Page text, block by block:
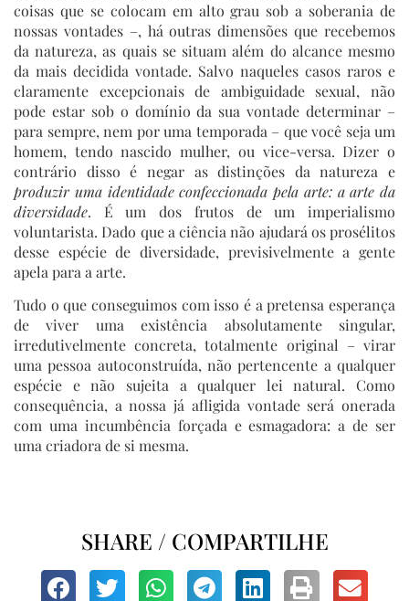
coisas que se colocam em alto grau sob a soberania de
nossas vontades –, há outras dimensões que recebemos
da natureza, as quais se situam além do alcance mesmo
da mais decidida vontade. Salvo naqueles casos raros e
claramente excepcionais de ambiguidade sexual, não
pode estar sob o domínio da sua vontade determinar –
para sempre, nem por uma temporada – que você seja um
homem, tendo nascido mulher, ou vice-versa. Dizer o
contrário disso é negar as distinções da natureza e
produzir uma identidade confeccionada pela arte: a arte da
diversidade. É um dos frutos de um imperialismo
voluntarista. Dado que a ciência não ajudará os prosélitos
desse espécie de diversidade, previsivelmente a gente
apela para a arte.
Tudo o que conseguimos com isso é a pretensa esperança
de viver uma existência absolutamente singular,
irredutivelmente concreta, totalmente original – virar
uma pessoa autoconstruída, não pertencente a qualquer
espécie e não sujeita a qualquer lei natural. Como
consequência, a nossa já afligida vontade será onerada
com uma incumbência forçada e esmagadora: a de ser
uma criadora de si mesma.
SHARE / COMPARTILHE